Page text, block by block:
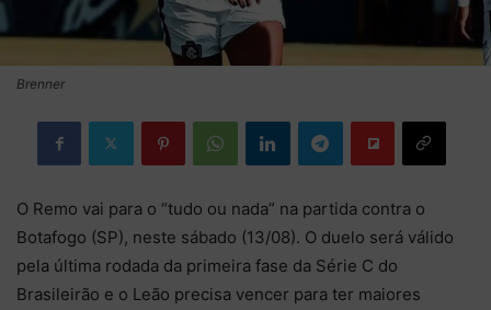
Brenner
O Remo vai para o “tudo ou nada” na partida contra o
Botafogo (SP), neste sábado (13/08). O duelo será válido
pela última rodada da primeira fase da Série C do
Brasileirão e o Leão precisa vencer para ter maiores